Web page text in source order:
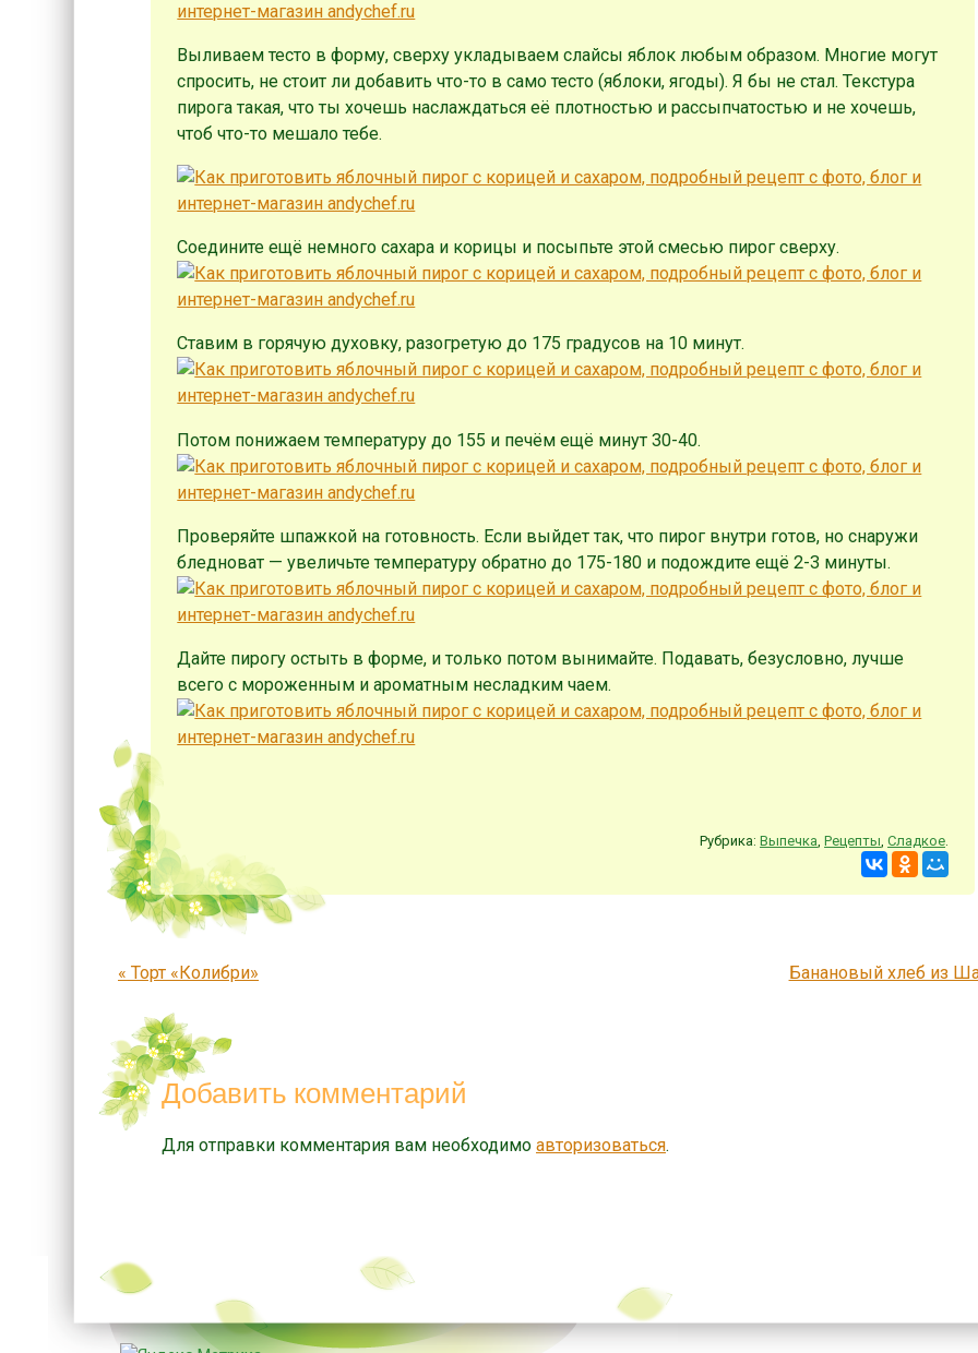
Выливаем тесто в форму, сверху укладываем слайсы яблок любым образом. Многие могут
спросить, не стоит ли добавить что-то в само тесто (яблоки, ягоды). Я бы не стал. Текстура
пирога такая, что ты хочешь наслаждаться её плотностью и рассыпчатостью и не хочешь,
чтоб что-то мешало тебе.
Соедините ещё немного сахара и корицы и посыпьте этой смесью пирог сверху.
Ставим в горячую духовку, разогретую до 175 градусов на 10 минут.
Потом понижаем температуру до 155 и печём ещё минут 30-40.
Проверяйте шпажкой на готовность. Если выйдет так, что пирог внутри готов, но снаружи
бледноват — увеличьте температуру обратно до 175-180 и подождите ещё 2-3 минуты.
Дайте пирогу остыть в форме, и только потом вынимайте. Подавать, безусловно, лучше
всего с мороженным и ароматным несладким чаем.
Рубрика:Выпечка ,Рецепты ,Сладкое
Запись навигация
« Торт «Колибри» Банановый хлеб из
Добавить комментарий
Для отправки комментария вам необходимо авторизоваться.